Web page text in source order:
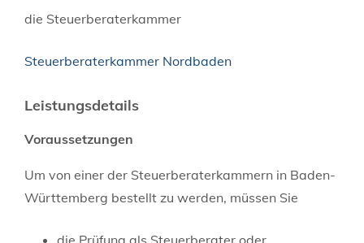
die Steuerberaterkammer
Steuerberaterkammer Nordbaden
Leistungsdetails
Voraussetzungen
Um von einer der Steuerberaterkammern in Baden-
Württemberg bestellt zu werden, müssen Sie
die Prüfung als Steuerberater oder